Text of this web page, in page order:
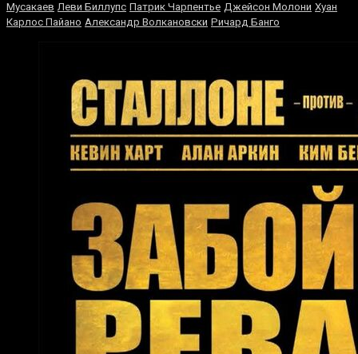
Мусакаев Леви Биллупс Патрик Чарпентье Джейсон Молони Хуан
Карлос Пайано Александр Волкановски Ричард Банго